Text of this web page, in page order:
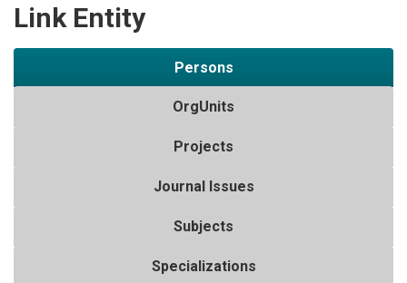
Link Entity
Persons
OrgUnits
Projects
Journal Issues
Subjects
Specializations